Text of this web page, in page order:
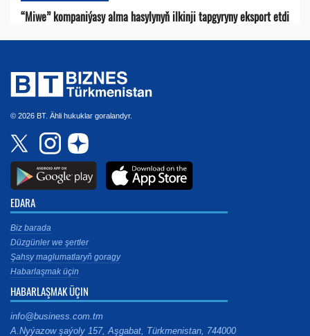
“Miwe” kompaniýasy alma hasylynyň ilkinji tapgyryny eksport etdi
© 2026 BT. Ähli hukuklar goralandyr.
EDARA
Biz barada
Düzgünler we şertler
Şahsy maglumatlaryň goragy
Habarlaşmak üçin
HABARLAŞMAK ÜÇIN
info@business.com.tm
A.Nyýazow şaýoly 157, Aşgabat, Türkmenistan, 744000